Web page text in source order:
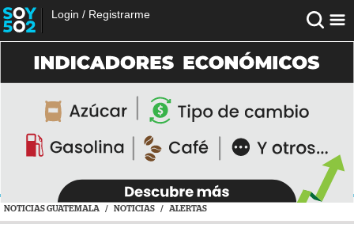
Login / Registrarme
NOTICIAS GUATEMALA / NOTICIAS / ALERTAS